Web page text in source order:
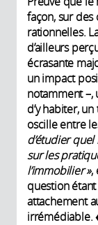
façon, sur
rationnelles.
d’ailleurs
écrasante
un impact
notamment –,
d’y habiter,
oscille entre
d’étudier
sur les
l’immobilier »,
question
attachement
irrémédiable.